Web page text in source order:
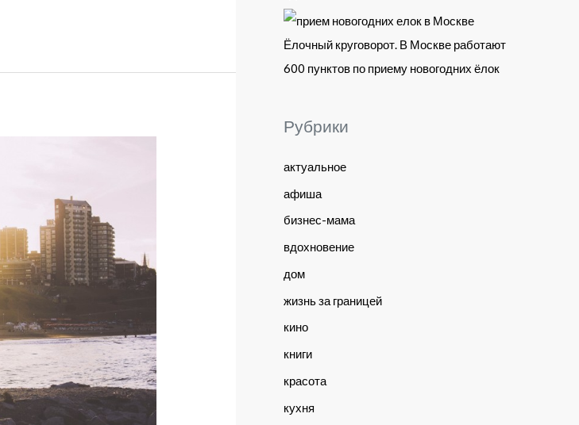
Ёлочный круговорот. В Москве работают
600 пунктов по приему новогодних ёлок
Рубрики
актуальное
афиша
бизнес-мама
вдохновение
дом
жизнь за границей
кино
книги
красота
кухня